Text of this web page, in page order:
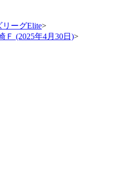
ーグElite>
Ｆ (2025年4月30日)>